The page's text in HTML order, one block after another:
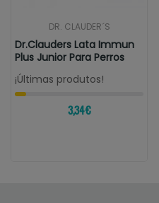
DR. CLAUDER´S
Dr.Clauders Lata Immun
Plus Junior Para Perros
¡Últimas produtos!
3,34 €